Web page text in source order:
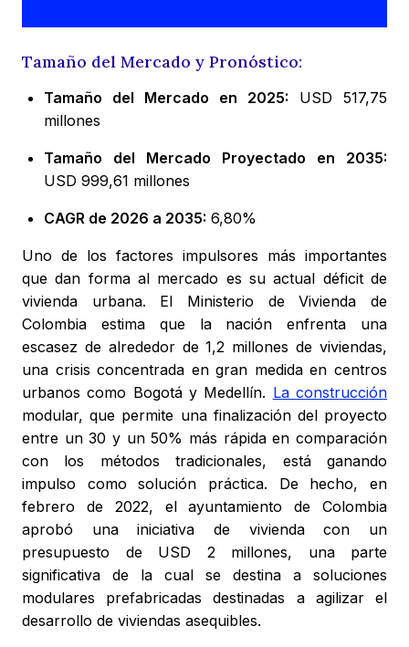
Tamaño del Mercado y Pronóstico:
Tamaño del Mercado en 2025: USD 517,75
millones
Tamaño del Mercado Proyectado en 2035:
USD 999,61 millones
CAGR de 2026 a 2035: 6,80%
Uno de los factores impulsores más importantes
que dan forma al mercado es su actual déficit de
vivienda urbana. El Ministerio de Vivienda de
Colombia estima que la nación enfrenta una
escasez de alrededor de 1,2 millones de viviendas,
una crisis concentrada en gran medida en centros
urbanos como Bogotá y Medellín. La construcción
modular, que permite una finalización del proyecto
entre un 30 y un 50% más rápida en comparación
con los métodos tradicionales, está ganando
impulso como solución práctica. De hecho, en
febrero de 2022, el ayuntamiento de Colombia
aprobó una iniciativa de vivienda con un
presupuesto de USD 2 millones, una parte
significativa de la cual se destina a soluciones
modulares prefabricadas destinadas a agilizar el
desarrollo de viviendas asequibles.